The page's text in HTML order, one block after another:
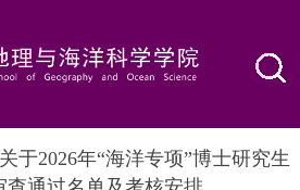
于2026年“海洋专项”博士研究生